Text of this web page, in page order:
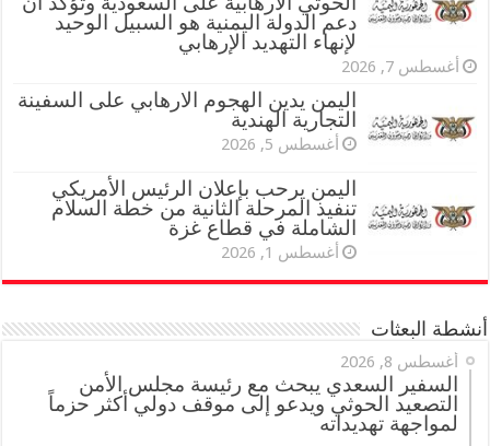
دعم الدولة اليمنية هو السبيل الوحيد
لإنهاء التهديد الإرهابي
أغسطس 7, 2026
اليمن يدين الهجوم الارهابي على السفينة
التجارية الهندية
أغسطس 5, 2026
اليمن يرحب بإعلان الرئيس الأمريكي
تنفيذ المرحلة الثانية من خطة السلام
الشاملة في قطاع غزة
أغسطس 1, 2026
أنشطة البعثات
أغسطس 8, 2026
السفير السعدي يبحث مع رئيسة مجلس الأمن
التصعيد الحوثي ويدعو إلى موقف دولي أكثر حزماً
لمواجهة تهديداته